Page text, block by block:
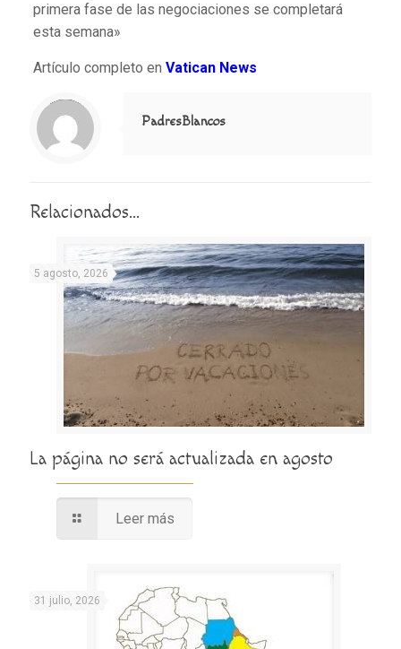
primera fase de las negociaciones se completará
esta semana»
Artículo completo en Vatican News
Notice
: Trying to access array offset on value of type null in
/home/misioner/public_html/padresblancos/themes/betheme/includes/content-single.php
on line
286
PadresBlancos
Relacionados...
5 agosto, 2026
La página no será actualizada en agosto
Leer más
31 julio, 2026